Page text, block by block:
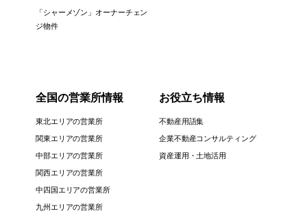
「シャーメゾン」オーナーチェン
ジ物件
全国の営業所情報
東北エリアの営業所
関東エリアの営業所
中部エリアの営業所
関西エリアの営業所
中四国エリアの営業所
九州エリアの営業所
お役立ち情報
不動産用語集
企業不動産コンサルティング
資産運用・土地活用